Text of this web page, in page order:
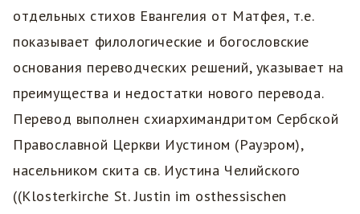
отдельных стихов Евангелия от Матфея, т.е.
показывает филологические и богословские
основания переводческих решений, указывает на
преимущества и недостатки нового перевода.
Перевод выполнен схиархимандритом Сербской
Православной Церкви Иустином (Рауэром),
насельником скита св. Иустина Челийского
((Klosterkirche St. Justin im osthessischen